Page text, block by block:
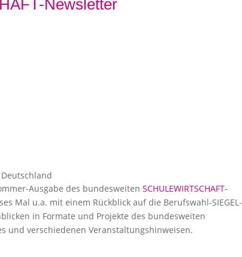
Newsletter
Deutschland
Ausgabe des bundesweiten SCHULEWIRTSCHAFT-
Mal u.a. mit einem Rückblick auf die Berufswahl-SIEGEL-
in Formate und Projekte des bundesweiten
und verschiedenen Veranstaltungshinweisen.